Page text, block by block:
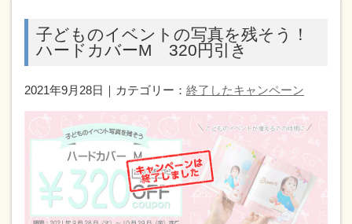
子どものイベントの写真を残そう！
ハードカバーM 320円引き
2021年9月28日｜カテゴリー： 終了したキャンペーン